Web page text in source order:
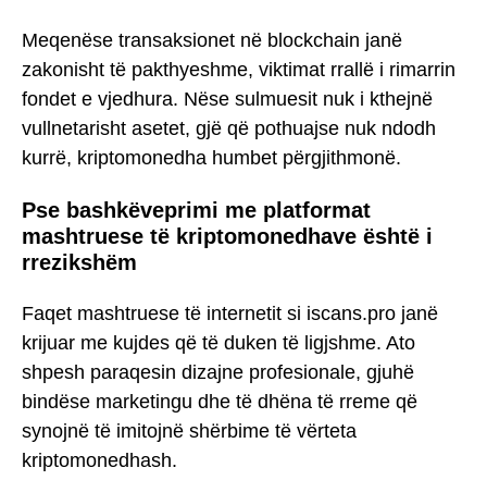
Meqenëse transaksionet në blockchain janë
zakonisht të pakthyeshme, viktimat rrallë i rimarrin
fondet e vjedhura. Nëse sulmuesit nuk i kthejnë
vullnetarisht asetet, gjë që pothuajse nuk ndodh
kurrë, kriptomonedha humbet përgjithmonë.
Pse bashkëveprimi me platformat
mashtruese të kriptomonedhave është i
rrezikshëm
Faqet mashtruese të internetit si iscans.pro janë
krijuar me kujdes që të duken të ligjshme. Ato
shpesh paraqesin dizajne profesionale, gjuhë
bindëse marketingu dhe të dhëna të rreme që
synojnë të imitojnë shërbime të vërteta
kriptomonedhash.